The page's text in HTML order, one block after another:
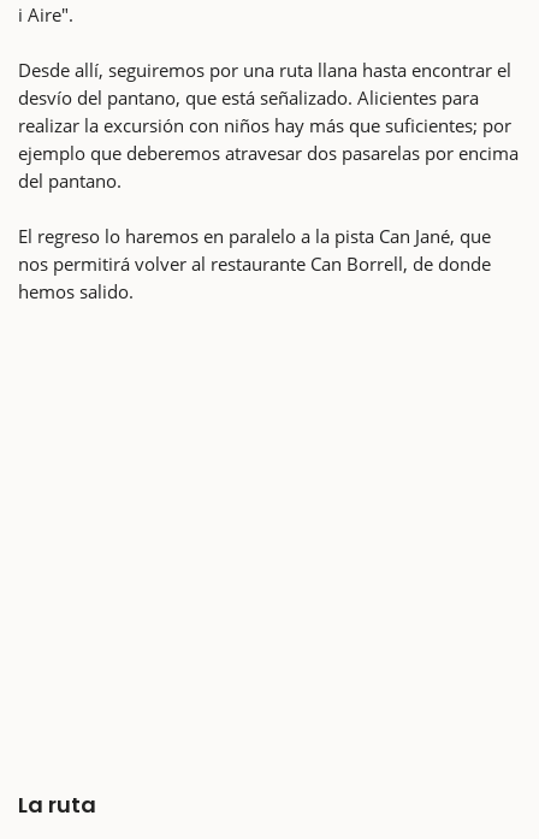
i Aire".
Desde allí, seguiremos por una ruta llana hasta encontrar el
desvío del pantano, que está señalizado. Alicientes para
realizar la excursión con niños hay más que suficientes; por
ejemplo que deberemos atravesar dos pasarelas por encima
del pantano.
El regreso lo haremos en paralelo a la pista Can Jané, que
nos permitirá volver al restaurante Can Borrell, de donde
hemos salido.
La ruta